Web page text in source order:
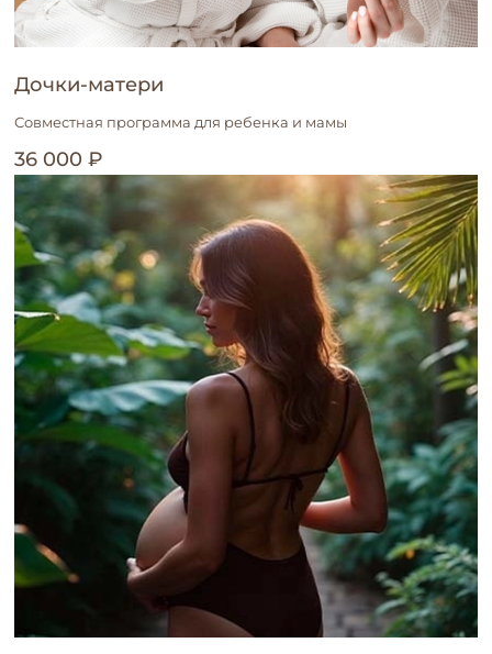
Дочки-матери
Совместная программа для ребенка и мамы
36 000 ₽